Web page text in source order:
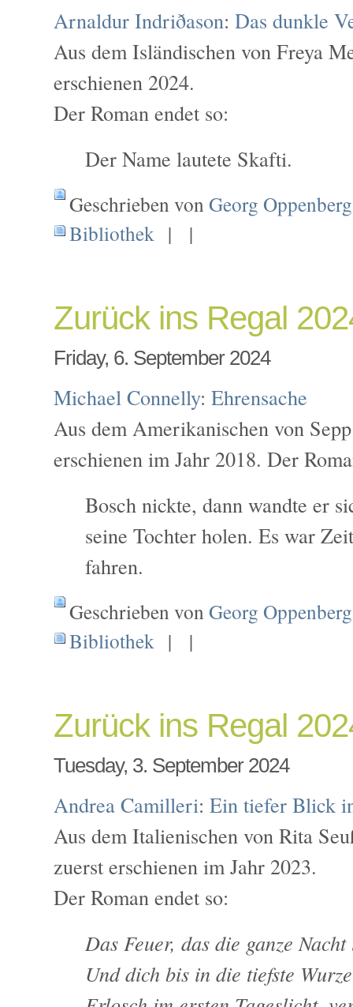
Arnaldur Indriðason:Das dunkle
Aus dem Isländischen von Freya
erschienen 2024.
Der Roman endet so:
Der Name lautete Skafti.
Geschrieben vonGeorg Oppenberg
Bibliothek | |
Zurück ins Regal
Friday, 6. September 2024
Michael Connelly:Ehrensache
Aus dem Amerikanischen von
erschienen im Jahr 2018. Der
Bosch nickte, dann wandte er
seine Tochter holen. Es war
fahren.
Geschrieben vonGeorg Oppenberg
Bibliothek | |
Zurück ins Regal
Tuesday, 3. September 2024
Andrea Camilleri:Ein tiefer Blick
Aus dem Italienischen von Rita
zuerst erschienen im Jahr 2023.
Der Roman endet so:
Das Feuer, das die ganze
Und dich bis in die tiefste